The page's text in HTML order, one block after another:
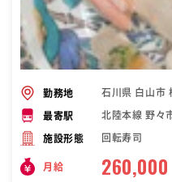
勤務地 石川県 白山市
最寄駅 北陸本線 野々
施設形態 回転寿司
月給 260,000